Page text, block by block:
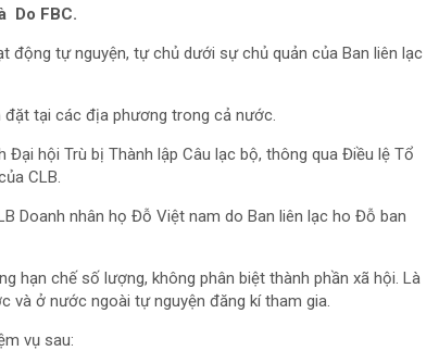
Do FBC.
động tự nguyện, tự chủ dưới sự chủ quản của Ban liên lạc
tại các địa phương trong cả nước.
hội Trù bị Thành lập Câu lạc bộ, thông qua Điều lệ Tổ
CLB.
Doanh nhân họ Đỗ Việt nam do Ban liên lạc ho Đỗ ban
hạn chế số lượng, không phân biệt thành phần xã hội. Là
và ở nước ngoài tự nguyện đăng kí tham gia.
vụ sau: